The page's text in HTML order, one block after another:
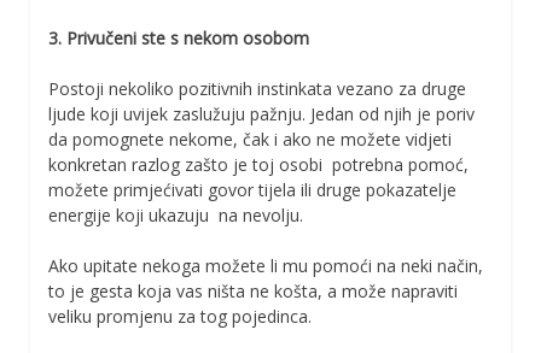
3. Privučeni ste s nekom osobom
Postoji nekoliko pozitivnih instinkata vezano za druge
ljude koji uvijek zaslužuju pažnju. Jedan od njih je poriv
da pomognete nekome, čak i ako ne možete vidjeti
konkretan razlog zašto je toj osobi potrebna pomoć,
možete primjećivati govor tijela ili druge pokazatelje
energije koji ukazuju na nevolju.
Ako upitate nekoga možete li mu pomoći na neki način,
to je gesta koja vas ništa ne košta, a može napraviti
veliku promjenu za tog pojedinca.